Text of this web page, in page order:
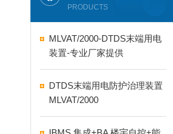
PRODUCTS
MLVAT/2000-DTDS末端用电
装置-专业厂家提供
DTDS末端用电防护治理装置
MLVAT/2000